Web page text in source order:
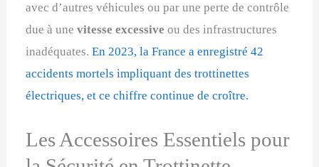
avec d’autres véhicules ou par une perte de contrôle
due à unevitesse excessive ou des infrastructures
inadéquates.En 2023, la France a enregistré 42
accidents mortels impliquant des trottinettes
électriques, et ce chiffre continue de croître.
Les Accessoires Essentiels pour